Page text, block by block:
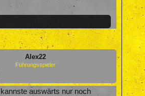
Alex22
Führungsspieler
auswärts nur noch